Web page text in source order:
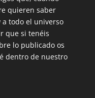
quieren saber
a todo el universo
que si tenéis
lo publicado os
dentro de nuestro